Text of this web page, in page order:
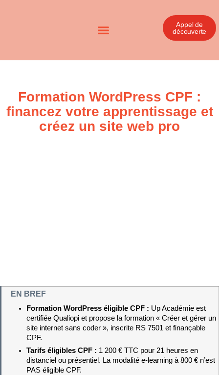
Appel de
découverte
Formation WordPress CPF :
financez votre apprentissage et
créez un site web pro
EN BREF
Formation WordPress éligible CPF : Up Académie est
certifiée Qualiopi et propose la formation « Créer et gérer un
site internet sans coder », inscrite RS 7501 et finançable
CPF.
Tarifs éligibles CPF : 1 200 € TTC pour 21 heures en
distanciel ou présentiel. La modalité e-learning à 800 € n’est
PAS éligible CPF.